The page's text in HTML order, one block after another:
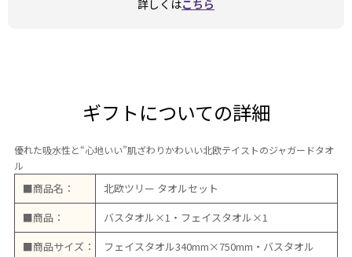
詳しくはこちら
ギフトについての詳細
優れた吸水性と“心地いい”肌ざわりかわいい北欧テイストのジャガードタオ
ル
■商品名：
北欧ツリー タオルセット
■商品：
バスタオル×1・フェイスタオル×1
■商品サイズ：
フェイスタオル340mm×750mm・バスタオル